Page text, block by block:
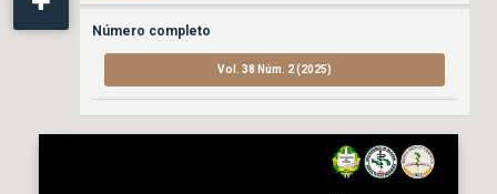
Número completo
Vol. 38 Núm. 2 (2025)